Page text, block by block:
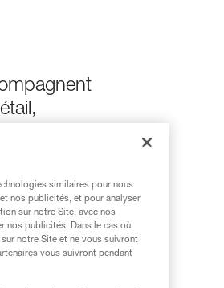
et la
taille,
vaut
la vie
similaires pour nous
nos publicités, et pour analyser
sur notre Site, avec nos
nos publicités. Dans le cas où
notre Site et ne vous suivront
vous suivront pendant